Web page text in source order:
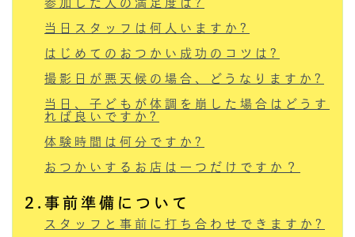
参加した人の満足度は?
当日スタッフは何人いますか?
はじめてのおつかい成功のコツは?
撮影日が悪天候の場合、どうなりますか?
当日、子どもが体調を崩した場合はどうす
れば良いですか?
体験時間は何分ですか?
おつかいするお店は一つだけですか？
2.事前準備について
スタッフと事前に打ち合わせできますか?